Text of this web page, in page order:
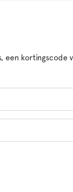
een kortingscode